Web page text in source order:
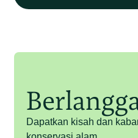
Dapatkan kisah dan